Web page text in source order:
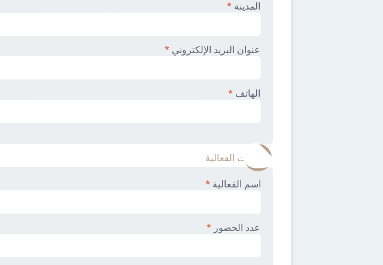
المدينة *
عنوان البريد الإلكتروني *
الهاتف *
معلومات الفعالية
اسم الفعالية*
عدد الحضور *